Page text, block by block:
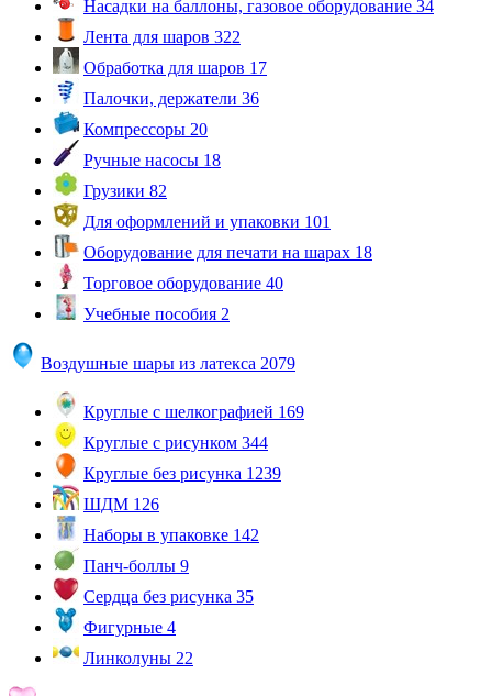
Насадки на баллоны, газовое оборудование 34
Лента для шаров 322
Обработка для шаров 17
Палочки, держатели 36
Компрессоры 20
Ручные насосы 18
Грузики 82
Для оформлений и упаковки 101
Оборудование для печати на шарах 18
Торговое оборудование 40
Учебные пособия 2
Воздушные шары из латекса 2079
Круглые с шелкографией 169
Круглые с рисунком 344
Круглые без рисунка 1239
ШДМ 126
Наборы в упаковке 142
Панч-боллы 9
Сердца без рисунка 35
Фигурные 4
Линколуны 22